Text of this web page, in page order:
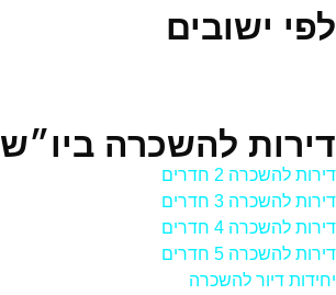
לפי ישובים
דירות להשכרה ביו״ש
דירות להשכרה 2 חדרים
דירות להשכרה 3 חדרים
דירות להשכרה 4 חדרים
דירות להשכרה 5 חדרים
יחידות דיור להשכרה